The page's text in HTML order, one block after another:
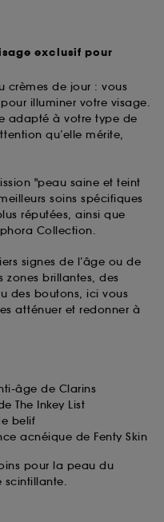
exclusif pour
crèmes de jour : vous
illuminer votre visage.
adapté à votre type de
qu’elle mérite,
"peau saine et teint
soins spécifiques
réputées, ainsi que
Collection.
signes de l’âge ou de
brillantes, des
des boutons, ici vous
atténuer et redonner à
âge de Clarins
The Inkey List
belif
acnéique de Fenty Skin
pour la peau du
scintillante.